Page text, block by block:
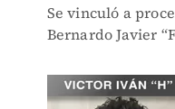
Se vinculó a
Bernardo Javier